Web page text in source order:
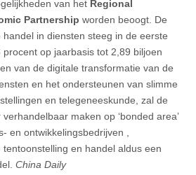
van het Regional
Partnership worden beoogt. De
in diensten steeg in de eerste
op jaarbasis tot 2,89 biljoen
van de digitale transformatie van de
en het ondersteunen van slimme
en telegeneeskunde, zal de
maken op ‘bonded area’
en ontwikkelingsbedrijven ,
en handel aldus een
China Daily